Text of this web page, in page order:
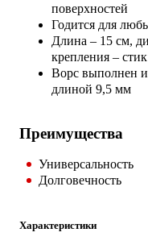
поверхностей
Годится для
Длина – 15 см,
крепления – стик
Ворс выполнен
длиной 9,5 мм
Преимущества
Универсальность
Долговечность
Характеристики